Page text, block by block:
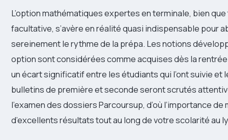
L’option mathématiques expertes en terminale, bien
facultative, s’avère en réalité quasi indispensable pour
sereinement le rythme de la prépa. Les notions
option sont considérées comme acquises dès la rentrée
un écart significatif entre les étudiants qui l’ont suivie et
bulletins de première et seconde seront scrutés
l’examen des dossiers Parcoursup, d’où l’importance de
d’excellents résultats tout au long de votre scolarité au